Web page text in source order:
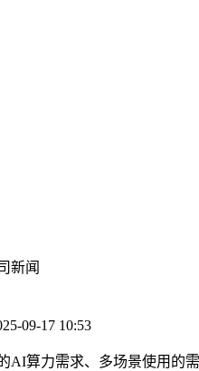
新闻
09-17 10:53
算力需求、多场景使用的需